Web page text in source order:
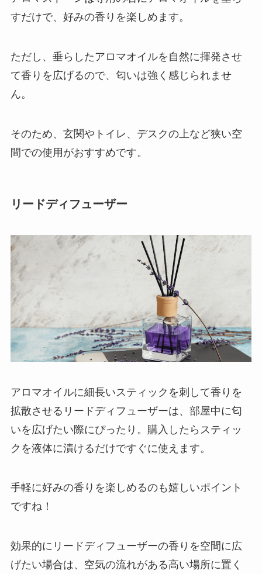
すだけで、好みの香りを楽しめます。
ただし、垂らしたアロマオイルを自然に揮発させ
て香りを広げるので、匂いは強く感じられませ
ん。
そのため、玄関やトイレ、デスクの上など狭い空
間での使用がおすすめです。
リードディフューザー
アロマオイルに細長いスティックを刺して香りを
拡散させるリードディフューザーは、部屋中に匂
いを広げたい際にぴったり。購入したらスティッ
クを液体に漬けるだけですぐに使えます。
手軽に好みの香りを楽しめるのも嬉しいポイント
ですね！
効果的にリードディフューザーの香りを空間に広
げたい場合は、空気の流れがある高い場所に置く